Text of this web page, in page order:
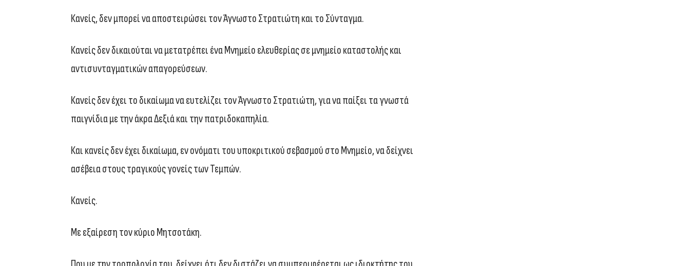
Κανείς, δεν μπορεί να αποστειρώσει τον Άγνωστο Στρατιώτη και το Σύνταγμα.
Κανείς δεν δικαιούται να μετατρέπει ένα Μνημείο ελευθερίας σε μνημείο καταστολής και
αντισυνταγματικών απαγορεύσεων.
Κανείς δεν έχει το δικαίωμα να ευτελίζει τον Άγνωστο Στρατιώτη, για να παίξει τα γνωστά
παιγνίδια με την άκρα Δεξιά και την πατριδοκαπηλία.
Και κανείς δεν έχει δικαίωμα, εν ονόματι του υποκριτικού σεβασμού στο Μνημείο, να δείχνει
ασέβεια στους τραγικούς γονείς των Τεμπών.
Κανείς.
Με εξαίρεση τον κύριο Μητσοτάκη.